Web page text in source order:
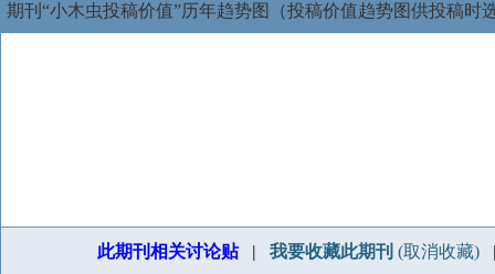
期刊“小木虫投稿价值”历年趋势图（投稿价值趋势图供投稿时
此期刊相关讨论贴| 我要收藏此期刊 (取消收藏)